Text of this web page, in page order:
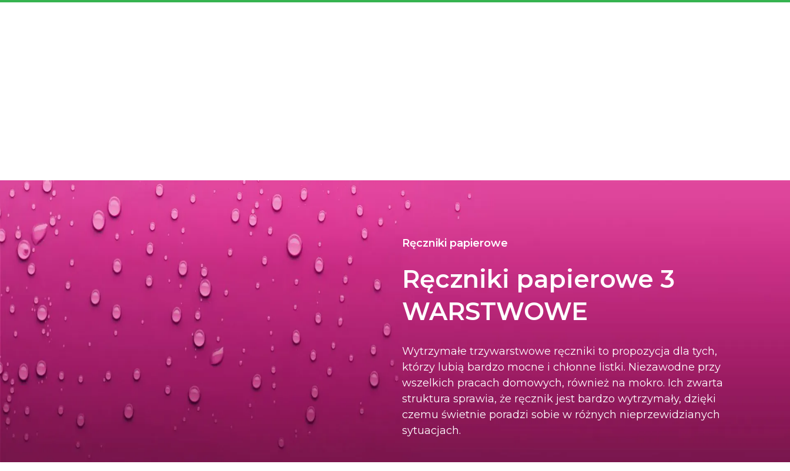
Ręczniki papierowe
Ręczniki papierowe 3
WARSTWOWE
Wytrzymałe trzywarstwowe ręczniki to propozycja dla tych,
którzy lubią bardzo mocne i chłonne listki. Niezawodne przy
wszelkich pracach domowych, również na mokro. Ich zwarta
struktura sprawia, że ręcznik jest bardzo wytrzymały, dzięki
czemu świetnie poradzi sobie w różnych nieprzewidzianych
sytuacjach.